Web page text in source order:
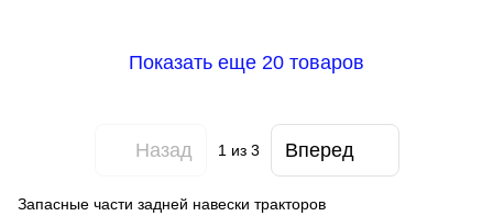
Показать еще 20 товаров
Назад 1 из 3 Вперед
Запасные части задней навески тракторов